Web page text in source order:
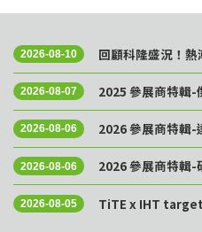
2026-08-10 回顧科隆盛況！
2026-08-07 2025 參展商特輯-
2026-08-06 2026 參展商特輯-
2026-08-06 2026 參展商特輯-
2026-08-05
TiTE x IHT